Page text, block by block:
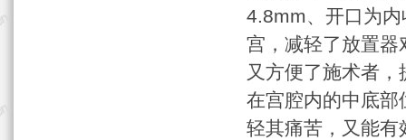
4.8mm、开口为内
宫，减轻了放置器
又方便了施术者
在宫腔内的中底部
轻其痛苦，又能有